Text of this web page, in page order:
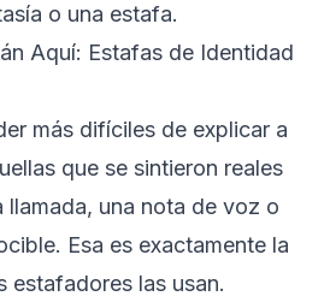
o una estafa.
Aquí: Estafas de Identidad
más difíciles de explicar a
que se sintieron reales
llamada, una nota de voz o
Esa es exactamente la
estafadores las usan.